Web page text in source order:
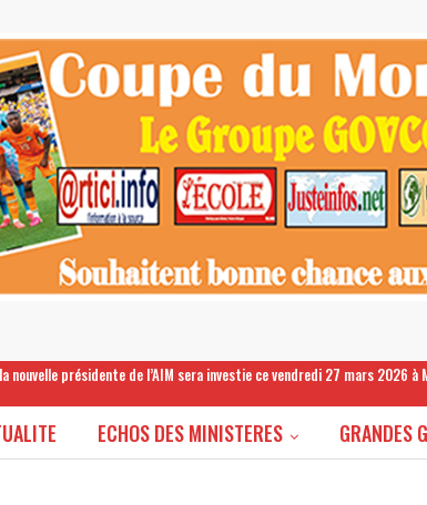
la nouvelle présidente de l’AIM sera investie ce vendredi 27 mars 2026 à
ECHOS DES MINISTERES GRANDES